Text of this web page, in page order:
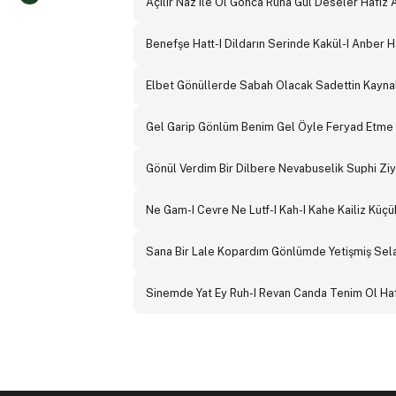
Benefşe Hatt-I Dildarın Serinde Kakül-I Anber
Elbet Gönüllerde Sabah Olacak Sadettin
Gel Garip Gönlüm Benim Gel Öyle Feryad Etme
Gönül Verdim Bir Dilbere Nevabuselik Suphi
Ne Gam-I Cevre Ne Lutf-I Kah-I Kahe Kailiz
Sana Bir Lale Kopardım Gönlümde Yetişmiş
Sinemde Yat Ey Ruh-I Revan Canda Tenim Ol